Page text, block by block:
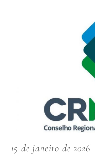
15 de janeiro de 2026